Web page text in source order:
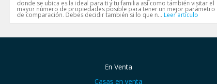
donde se ubica es la ideal para ti y tu familia así como también visitar el
mayor número de propiedades posible para tener un mejor parámetro
de comparación. Debes decidir también si lo que n... Leer artículo
En Venta
Casas en venta